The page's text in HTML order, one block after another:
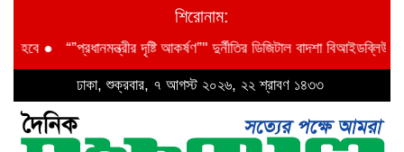
শিরোনাম:
●“”প্রধানমন্ত্রীর দৃষ্টি আকর্ষণ”" দুর্নীতির ডিজিটাল বাদশা বিআইডব্লিউটিএর
ঢাকা, শুক্রবার, ৭ আগস্ট ২০২৬, ২২ শ্রাবণ ১৪৩৩